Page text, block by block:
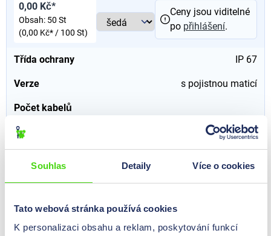
Souhlas Detaily Více o cookies
Tato webová stránka používá cookies
K personalizaci obsahu a reklam, poskytování funkcí
Třída ochrany IP 67
Verze s pojistnou maticí
Počet kabelů
min. - max. průměr kabelu 13 - 18 mm
Materiál Polyamid
Vlákno (AG)
0,00 Kč*
Obsah: 50 St
(0,00 Kč* / 100 St)
Ceny jsou viditelné
po přihlášení.